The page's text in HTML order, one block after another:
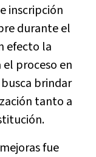
inscripción
durante el
efecto la
proceso en
brindar
tanto a
fue